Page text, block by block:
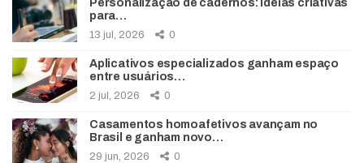
Personalização de cadernos: ideias criativas
para…
13 jul, 2026 0
Aplicativos especializados ganham espaço
entre usuários…
2 jul, 2026 0
Casamentos homoafetivos avançam no
Brasil e ganham novo…
29 jun, 2026 0